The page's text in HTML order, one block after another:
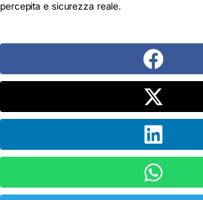
percepita e sicurezza reale.